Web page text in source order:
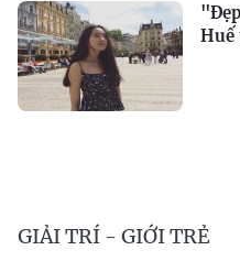
Huế
GIẢI TRÍ - GIỚI TRẺ